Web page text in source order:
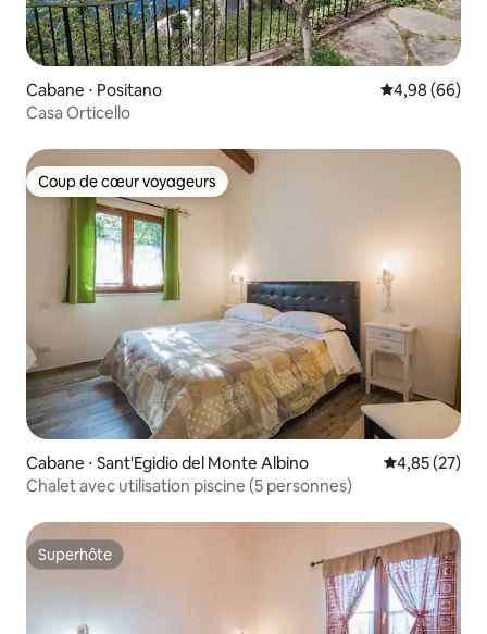
Cabane ⋅ Positano Évaluation
4,98 (66)
Casa Orticello
Coup de cœur voyageurs
Coup de cœur voyageurs
Cabane ⋅ Sant'Egidio del Monte Albino Évaluation
4,85 (27)
Chalet avec utilisation piscine (5 personnes)
Superhôte
Superhôte